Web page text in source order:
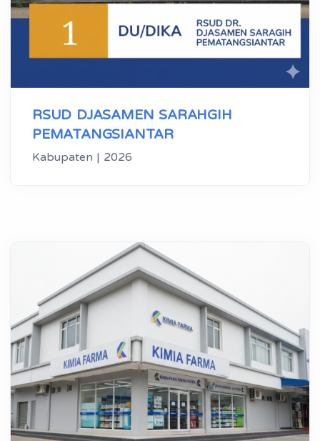
RSUD DJASAMEN SARAHGIH
PEMATANGSIANTAR
Kabupaten | 2026